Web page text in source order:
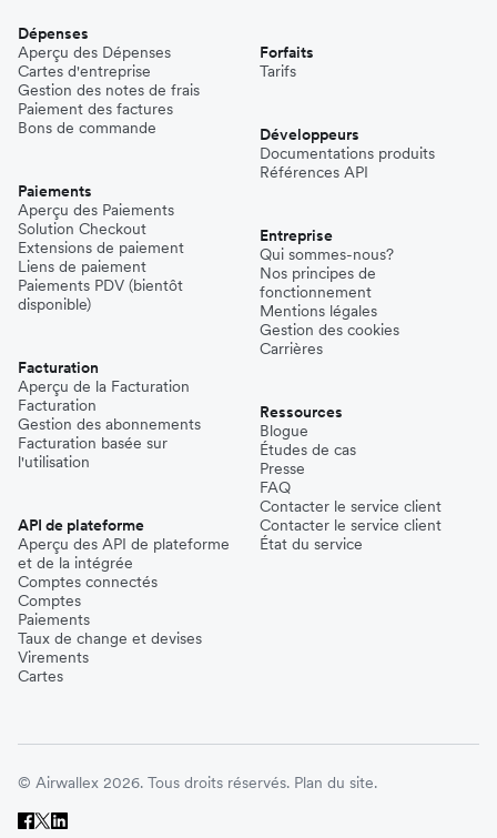
Dépenses
Aperçu des Dépenses
Cartes d'entreprise
Gestion des notes de frais
Paiement des factures
Bons de commande
Paiements
Aperçu des Paiements
Solution Checkout
Extensions de paiement
Liens de paiement
Paiements PDV (bientôt
disponible)
Facturation
Aperçu de la Facturation
Facturation
Gestion des abonnements
Facturation basée sur
l'utilisation
API de plateforme
Aperçu des API de plateforme
et de la intégrée
Comptes connectés
Comptes
Paiements
Taux de change et devises
Virements
Cartes
Forfaits
Tarifs
Développeurs
Documentations produits
Références API
Entreprise
Qui sommes-nous?
Nos principes de
fonctionnement
Mentions légales
Gestion des cookies
Carrières
Ressources
Blogue
Études de cas
Presse
FAQ
Contacter le service client
Contacter le service client
État du service
© Airwallex 2026. Tous droits réservés. Plan du site.